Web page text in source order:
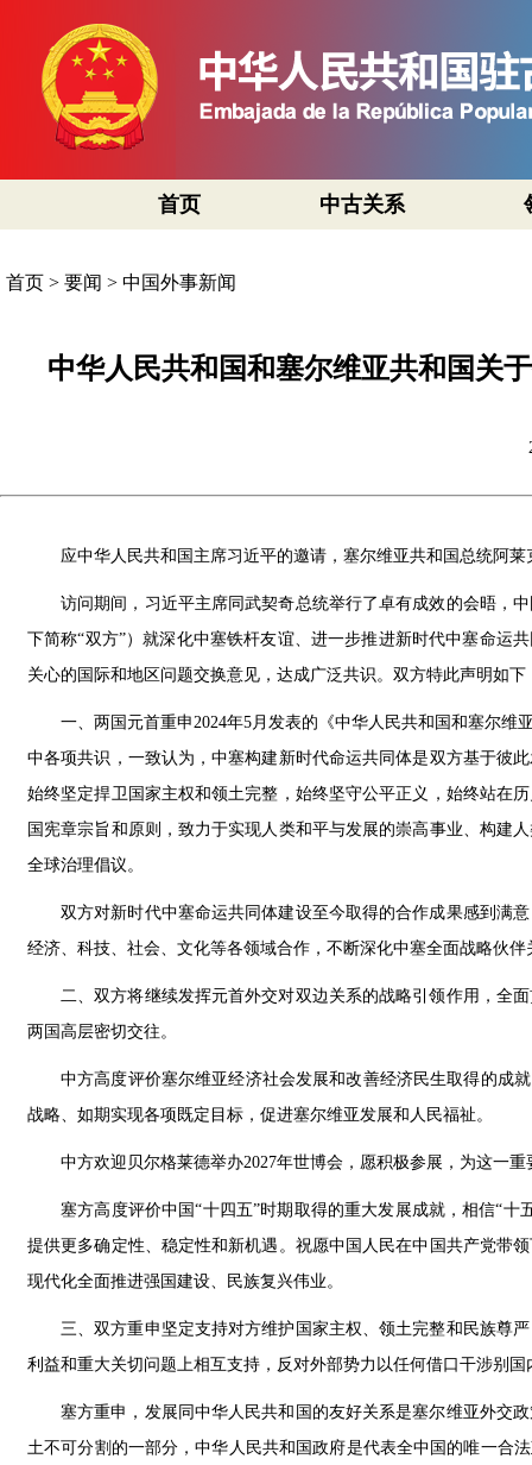
首页 中古关系
首页 > 要闻 > 中国外事新闻
中华人民共和国和塞尔维亚共和国关
应中华人民共和国主席习近平的邀请，塞尔维亚共和国总统阿
访问期间，习近平主席同武契奇总统举行了卓有成效的会晤，
下简称“双方”）就深化中塞铁杆友谊、进一步推进新时代中塞命运
关心的国际和地区问题交换意见，达成广泛共识。双方特此声明如下
一、两国元首重申2024年5月发表的《中华人民共和国和塞尔
中各项共识，一致认为，中塞构建新时代命运共同体是双方基于彼
始终坚定捍卫国家主权和领土完整，始终坚守公平正义，始终站在
国宪章宗旨和原则，致力于实现人类和平与发展的崇高事业、构建
全球治理倡议。
双方对新时代中塞命运共同体建设至今取得的合作成果感到满
经济、科技、社会、文化等各领域合作，不断深化中塞全面战略伙
二、双方将继续发挥元首外交对双边关系的战略引领作用，全
两国高层密切交往。
中方高度评价塞尔维亚经济社会发展和改善经济民生取得的成
战略、如期实现各项既定目标，促进塞尔维亚发展和人民福祉。
中方欢迎贝尔格莱德举办2027年世博会，愿积极参展，为这一
塞方高度评价中国“十四五”时期取得的重大发展成就，相信“
提供更多确定性、稳定性和新机遇。祝愿中国人民在中国共产党带
现代化全面推进强国建设、民族复兴伟业。
三、双方重申坚定支持对方维护国家主权、领土完整和民族尊
利益和重大关切问题上相互支持，反对外部势力以任何借口干涉别国
塞方重申，发展同中华人民共和国的友好关系是塞尔维亚外交
土不可分割的一部分，中华人民共和国政府是代表全中国的唯一合